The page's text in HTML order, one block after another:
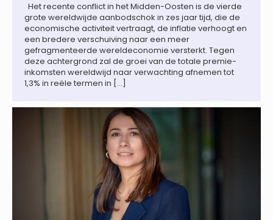
Het recente conflict in het Midden-Oosten is de vierde
grote wereldwijde aanbodschok in zes jaar tijd, die de
economische activiteit vertraagt, de inflatie verhoogt en
een bredere verschuiving naar een meer
gefragmenteerde wereldeconomie versterkt. Tegen
deze achtergrond zal de groei van de totale premie-
inkomsten wereldwijd naar verwachting afnemen tot
1,3% in reële termen in […]